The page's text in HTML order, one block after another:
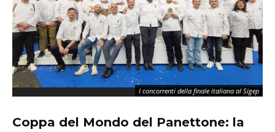
I concorrenti della finale italiana al Sigep
Coppa del Mondo del Panettone: la